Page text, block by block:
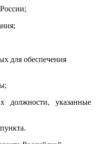
для обеспечения
должности, указанные